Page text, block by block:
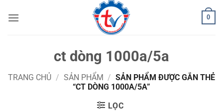
qua
0
ct dòng 1000a/5a
TRANG CHỦ / SẢN PHẨM / SẢN PHẨM ĐƯỢC GẮN THẺ
“CT DÒNG 1000A/5A”
LỌC